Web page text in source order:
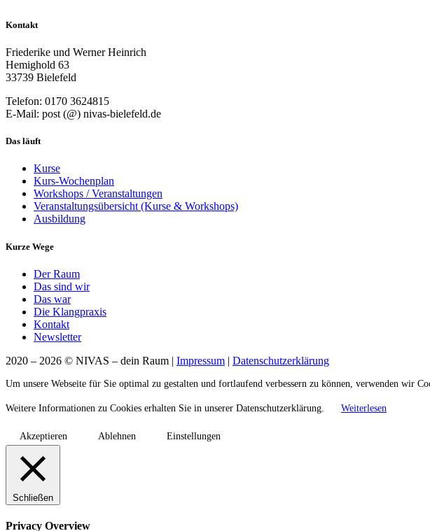
Kontakt
Friederike und Werner Heinrich
Hemighold 63
33739 Bielefeld
Telefon: 0170 3624815
E-Mail: post (@) nivas-bielefeld.de
Das läuft
Kurse
Kurs-Wochenplan
Workshops / Veranstaltungen
Veranstaltungsübersicht (Kurse & Workshops)
Ausbildung
Kurze Wege
Der Raum
Das sind wir
Das war
Die Klangpraxis
Kontakt
Newsletter
2020 – 2026 © NIVAS – dein Raum | Impressum | Datenschutzerklärung
Um unsere Webseite für Sie optimal zu gestalten und fortlaufend verbessern zu können, verwenden wir
Weitere Informationen zu Cookies erhalten Sie in unserer Datenschutzerklärung. Weiterlesen
Akzeptieren Ablehnen Einstellungen
Schließen
Privacy Overview